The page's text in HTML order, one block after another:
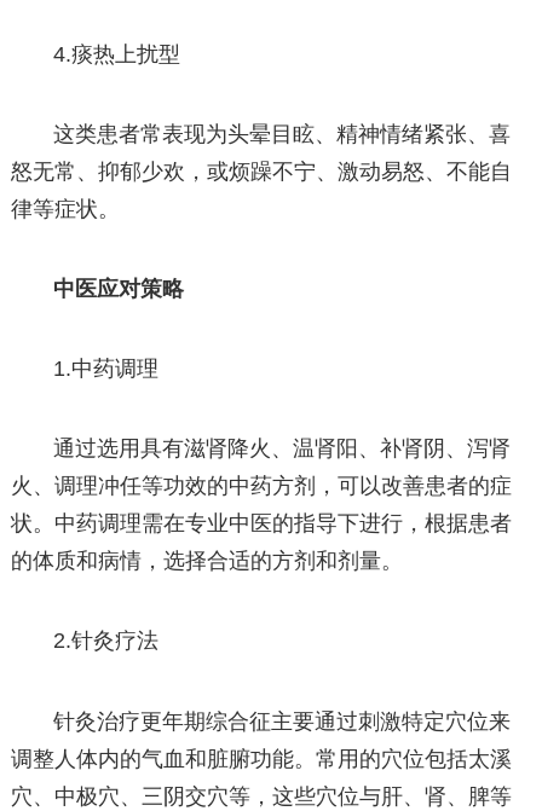
4.痰热上扰型
这类患者常表现为头晕目眩、精神情绪紧张、喜
怒无常、抑郁少欢，或烦躁不宁、激动易怒、不能自
律等症状。
中医应对策略
1.中药调理
通过选用具有滋肾降火、温肾阳、补肾阴、泻肾
火、调理冲任等功效的中药方剂，可以改善患者的症
状。中药调理需在专业中医的指导下进行，根据患者
的体质和病情，选择合适的方剂和剂量。
2.针灸疗法
针灸治疗更年期综合征主要通过刺激特定穴位来
调整人体内的气血和脏腑功能。常用的穴位包括太溪
穴、中极穴、三阴交穴等，这些穴位与肝、肾、脾等